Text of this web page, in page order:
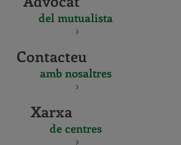
del mutualista
Contacteu
amb nosaltres
Xarxa
de centres